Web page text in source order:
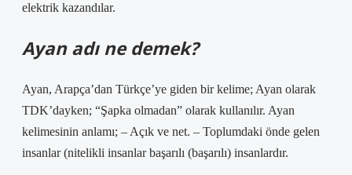
elektrik kazandılar.
Ayan adı ne demek?
Ayan, Arapça’dan Türkçe’ye giden bir kelime; Ayan olarak
TDK’dayken; “Şapka olmadan” olarak kullanılır. Ayan
kelimesinin anlamı; – Açık ve net. – Toplumdaki önde gelen
insanlar (nitelikli insanlar başarılı (başarılı) insanlardır.